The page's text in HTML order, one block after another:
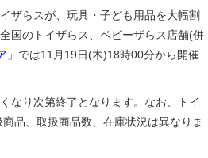
ザらスが、玩具・子ども用品を大幅割
国のトイザらス、ベビーザらス店舗(併
」では11月19日(木)18時00分から開催
なり次第終了となります。なお、トイ
品、取扱商品数、在庫状況は異なりま